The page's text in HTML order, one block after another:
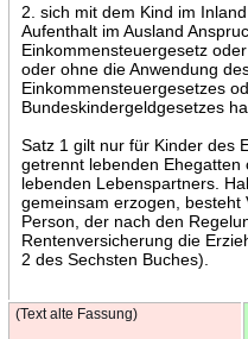
2. sich mit dem Kind im
Aufenthalt im Ausland
Einkommensteuergesetz
oder ohne die Anwendung
Einkommensteuergesetzes
Bundeskindergeldgesetzes
Satz 1 gilt nur für Kinder des
getrennt lebenden
lebenden Lebenspartners.
gemeinsam erzogen, besteht
Person, der nach den
Rentenversicherung die
2 des Sechsten Buches).
(Text alte Fassung)